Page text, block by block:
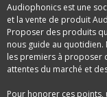
Audiophonics est une
et la vente de produit
Proposer des produits
nous guide au
les premiers à proposer
attentes du marché et
Pour honorer ces